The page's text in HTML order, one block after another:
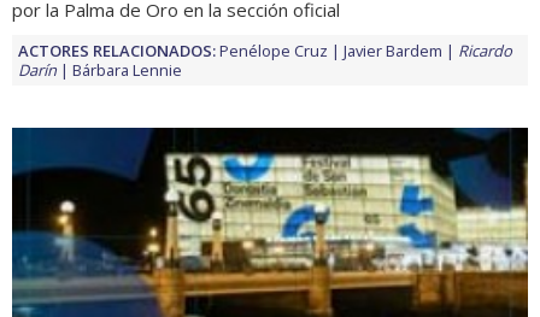
por la Palma de Oro en la sección oficial
ACTORES RELACIONADOS:Penélope Cruz Javier Bardem
Ricardo
Darín
Bárbara Lennie